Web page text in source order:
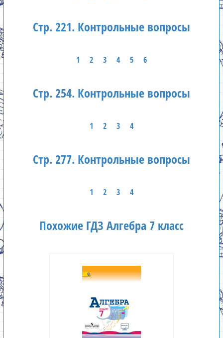
Стр. 221. Контрольные вопросы
1 2 3 4 5 6
Стр. 254. Контрольные вопросы
1 2 3 4
Стр. 277. Контрольные вопросы
1 2 3 4
Похожие ГДЗ Алгебра 7 класс